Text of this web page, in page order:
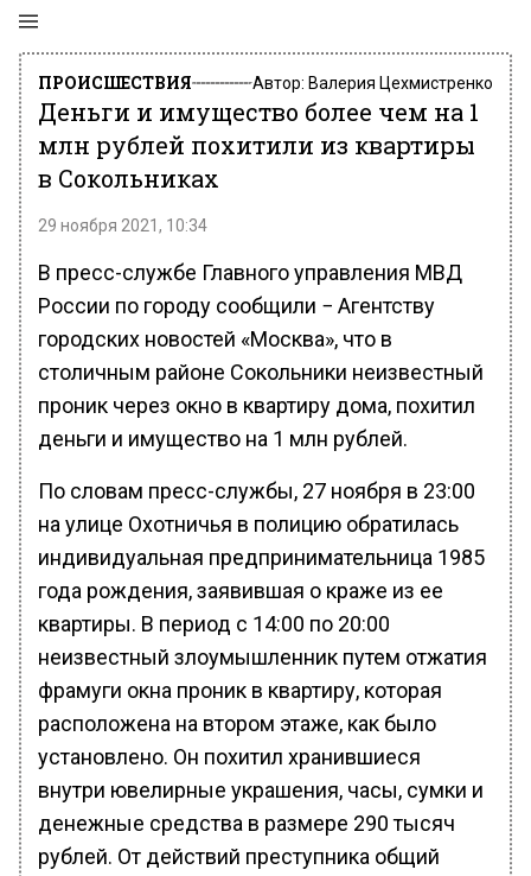
ПРОИСШЕСТВИЯ Автор: Валерия Цехмистренко
Деньги и имущество более чем на 1
млн рублей похитили из квартиры
в Сокольниках
29 ноября 2021, 10:34
В пресс-службе Главного управления МВД
России по городу сообщили − Агентству
городских новостей «Москва», что в
столичным районе Сокольники неизвестный
проник через окно в квартиру дома, похитил
деньги и имущество на 1 млн рублей.
По словам пресс-службы, 27 ноября в 23:00
на улице Охотничья в полицию обратилась
индивидуальная предпринимательница 1985
года рождения, заявившая о краже из ее
квартиры. В период с 14:00 по 20:00
неизвестный злоумышленник путем отжатия
фрамуги окна проник в квартиру, которая
расположена на втором этаже, как было
установлено. Он похитил хранившиеся
внутри ювелирные украшения, часы, сумки и
денежные средства в размере 290 тысяч
рублей. От действий преступника общий